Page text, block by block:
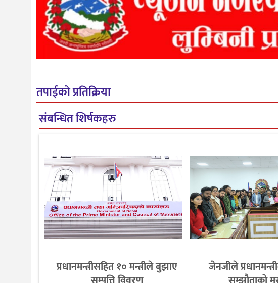
तपाईको प्रतिक्रिया
संबन्धित शिर्षकहरु
प्रधानमन्त्रीसहित १० मन्त्रीले बुझाए जेनजीले